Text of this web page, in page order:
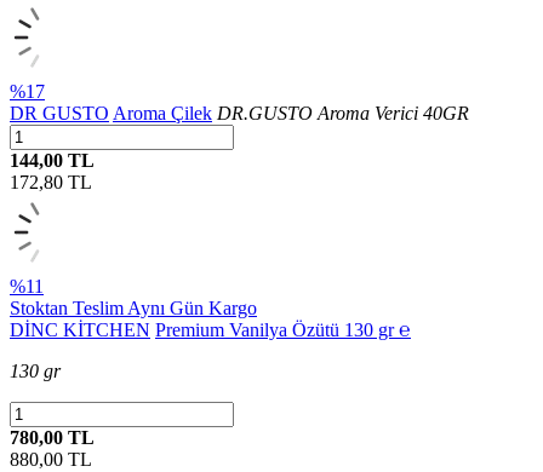
%17
DR GUSTO Aroma Çilek DR.GUSTO Aroma Verici 40GR
144,00 TL
172,80 TL
%11
Stoktan TeslimAynı Gün Kargo
DİNC KİTCHEN Premium Vanilya Özütü 130 gr ℮
130 gr
780,00 TL
880,00 TL